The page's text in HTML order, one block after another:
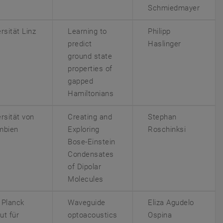
Schmiedmayer
Linz
Learning to
predict
ground state
properties of
gapped
Hamiltonians
Philipp
Haslinger
von
Creating and
Exploring
Bose-Einstein
Condensates
of Dipolar
Molecules
Stephan
Roschinksi
für
Waveguide
optoacoustics
Eliza Agudelo
Ospina